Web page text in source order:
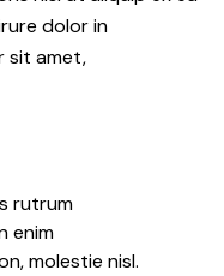
dolor in
sit amet,
rutrum
enim
molestie nisl.